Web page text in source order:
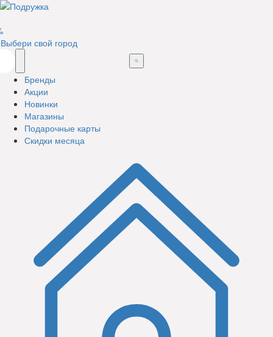
Выбери свой город
Бренды
Акции
Новинки
Магазины
Подарочные карты
Скидки месяца